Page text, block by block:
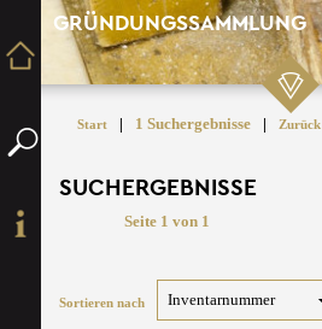
GRÜNDUNGSSAMMLUNG
Start | 1 Suchergebnisse | Zurück
SUCHERGEBNISSE
Seite 1 von 1
Sortieren nach